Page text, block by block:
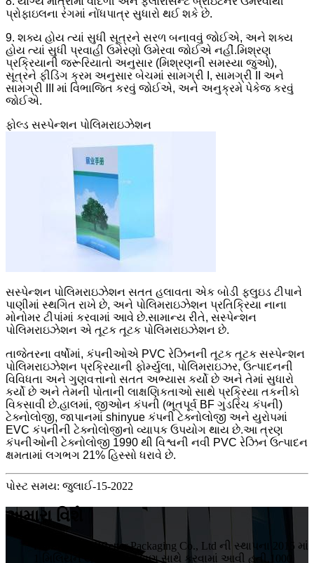
પ્રોફાઇલના રંગમાં નોંધપાત્ર સુધારો થઈ શકે છે.
9. શક્ય હોય ત્યાં સુધી સૂત્રને સરળ બનાવવું જોઈએ, અને શક્ય
હોય ત્યાં સુધી પ્રવાહી ઉમેરણો ઉમેરવા જોઈએ નહીં.મિશ્રણ
પ્રક્રિયાની જરૂરિયાતો અનુસાર (મિશ્રણની સમસ્યા જુઓ),
સૂત્રને ફીડિંગ ક્રમ અનુસાર બેચમાં સામગ્રી I, સામગ્રી II અને
સામગ્રી III માં વિભાજિત કરવું જોઈએ, અને અનુક્રમે પેકેજ કરવું
જોઈએ.
ફોલ્ડ સસ્પેન્શન પોલિમરાઇઝેશન
સસ્પેન્શન પોલિમરાઇઝેશન સતત હલાવતા એક બોડી ફ્લુઇડ ટીપાને
પાણીમાં સ્થગિત રાખે છે, અને પોલિમરાઇઝેશન પ્રતિક્રિયા નાના
મોનોમર ટીપાંમાં કરવામાં આવે છે.સામાન્ય રીતે, સસ્પેન્શન
પોલિમરાઇઝેશન એ તૂટક તૂટક પોલિમરાઇઝેશન છે.
તાજેતરના વર્ષોમાં, કંપનીઓએ PVC રેઝિનની તૂટક તૂટક સસ્પેન્શન
પોલિમરાઇઝેશન પ્રક્રિયાની ફોર્મ્યુલા, પોલિમરાઇઝર, ઉત્પાદનની
વિવિધતા અને ગુણવત્તાનો સતત અભ્યાસ કર્યો છે અને તેમાં સુધારો
કર્યો છે અને તેમની પોતાની લાક્ષણિકતાઓ સાથે પ્રક્રિયા તકનીકો
વિકસાવી છે.હાલમાં, જીઓન કંપની (ભૂતપૂર્વ BF ગુડરિચ કંપની)
ટેક્નોલોજી, જાપાનમાં shinyue કંપની ટેક્નોલોજી અને યુરોપમાં
EVC કંપનીની ટેક્નોલોજીનો વ્યાપક ઉપયોગ થાય છે.આ ત્રણ
કંપનીઓની ટેક્નોલોજી 1990 થી વિશ્વની નવી PVC રેઝિન ઉત્પાદન
ક્ષમતામાં લગભગ 21% હિસ્સો ધરાવે છે.
પોસ્ટ સમય: જુલાઈ-15-2022
અમારા વિશે
HuiZhou VIVIBetter Packaging Co., Ltd ની સ્થાપના 2015 માં
1 મિલિયન યુઆનના રોકાણ સાથે કરવામાં આવી હતી.1000